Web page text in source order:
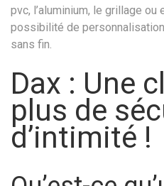
pvc, l’aluminium, le grillage ou
possibilité de
sans fin.
Dax : Une
plus de
d’intimité !